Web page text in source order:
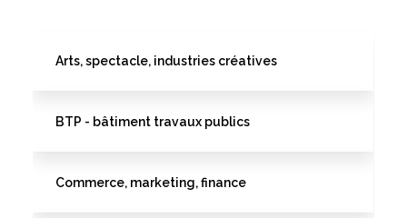
Arts, spectacle, industries créatives
BTP - bâtiment travaux publics
Commerce, marketing, finance